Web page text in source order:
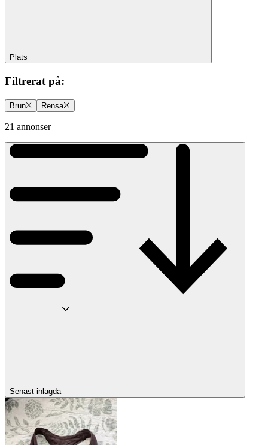
Plats
Filtrerat på:
Brun Rensa
21 annonser
Senast inlagda